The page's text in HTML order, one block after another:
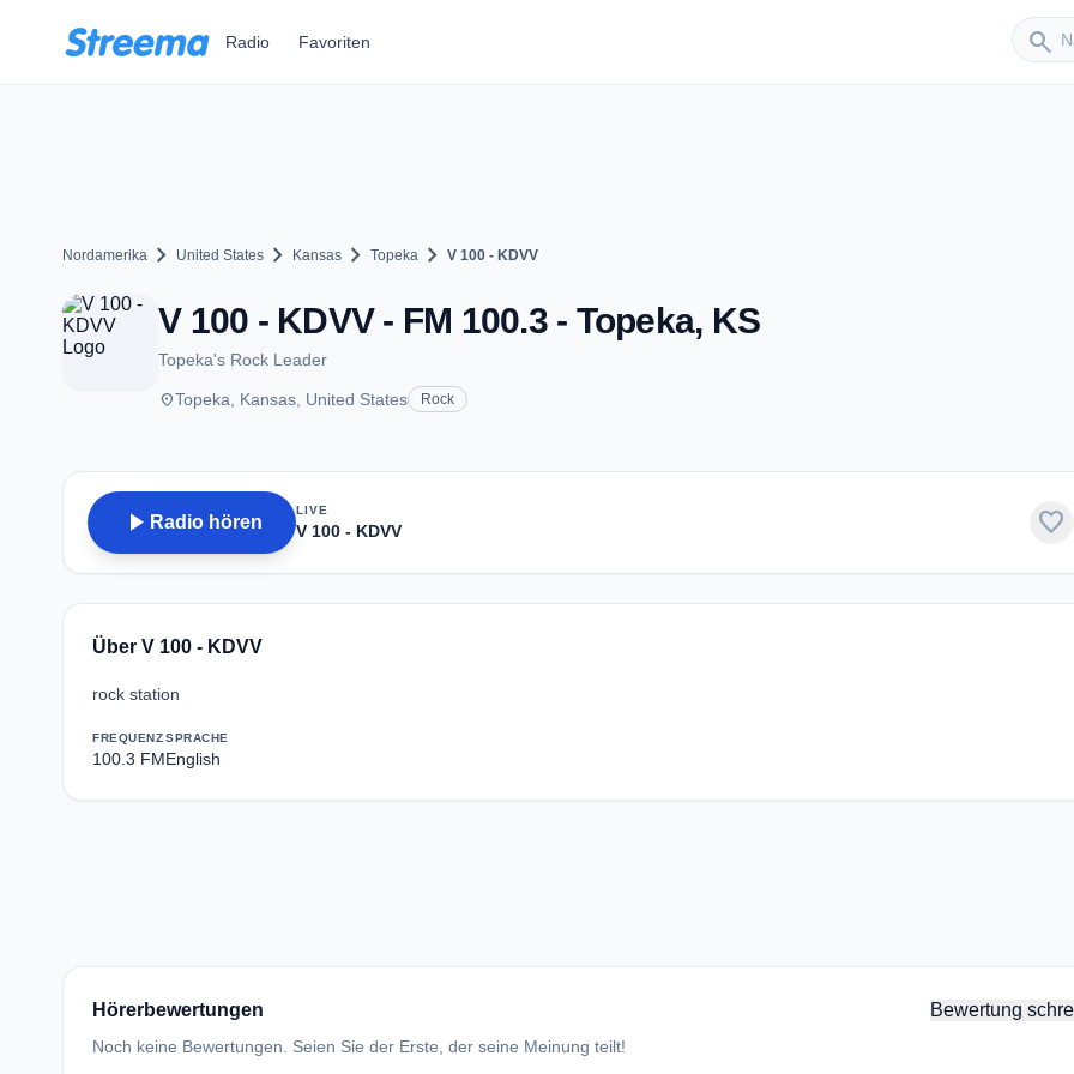
Radio Favoriten search
Nordamerika chevron_right United States chevron_right Kansas chevron_right Topeka chevron_right V 100 - KDVV
V 100 - KDVV - FM 100.3 - Topeka, KS
Topeka's Rock Leader
placeTopeka, Kansas, United States Rock
play_arrow Radio hören
LIVE
V 100 - KDVV favorite
Über V 100 - KDVV
rock station
FREQUENZ
100.3 FM
SPRACHE
English
Hörerbewertungen Bewertung
Noch keine Bewertungen. Seien Sie der Erste, der seine Meinung teilt!